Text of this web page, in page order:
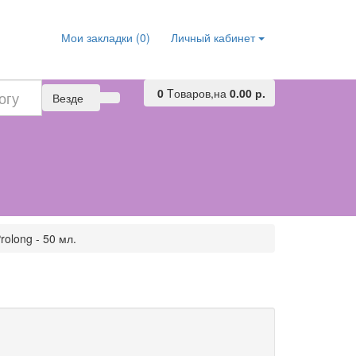
Личный кабинет
Мои закладки (0)
0 Tоваров,на 0.00 р.
Везде
- 50 мл.